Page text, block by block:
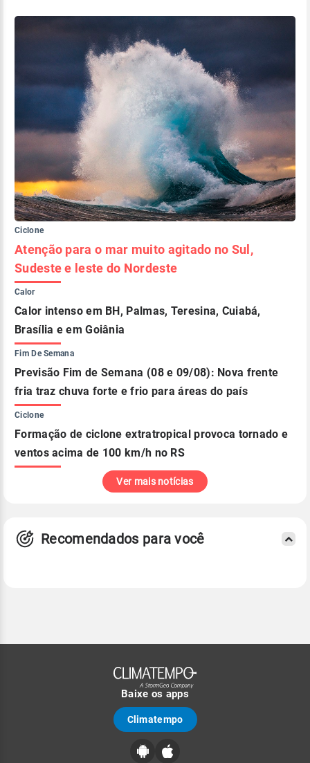
Ciclone
Atenção para o mar muito agitado no Sul,
Sudeste e leste do Nordeste
Calor
Calor intenso em BH, Palmas, Teresina, Cuiabá,
Brasília e em Goiânia
Fim De Semana
Previsão Fim de Semana (08 e 09/08): Nova frente
fria traz chuva forte e frio para áreas do país
Ciclone
Formação de ciclone extratropical provoca tornado e
ventos acima de 100 km/h no RS
Ver mais notícias
Recomendados para você
Baixe os apps
Climatempo